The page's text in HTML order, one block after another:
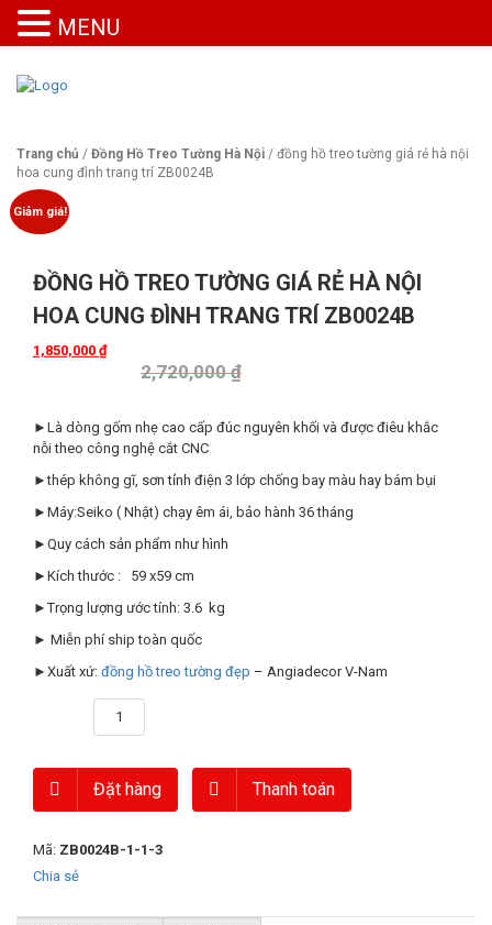
Trang chủ / Đồng Hồ Treo Tường Hà Nội / đồng hồ treo tường giá rẻ hà nội
hoa cung đình trang trí ZB0024B
Giảm giá!
ĐỒNG HỒ TREO TƯỜNG GIÁ RẺ HÀ NỘI
HOA CUNG ĐÌNH TRANG TRÍ ZB0024B
2,720,000₫
1,850,000 ₫
►Là dòng gốm nhẹ cao cấp đúc nguyên khối và được điêu khắc
nỗi theo công nghệ cắt CNC
►thép không gĩ, sơn tỉnh điện 3 lớp chống bay màu hay bám bụi
►Máy:Seiko ( Nhật) chạy êm ái, bảo hành 36 tháng
►Quy cách sản phẩm như hình
►Kích thước : 59 x59 cm
►Trọng lượng ước tính: 3.6 kg
► Miễn phí ship toàn quốc
►Xuất xứ: đồng hồ treo tường đẹp – Angiadecor V-Nam
Đặt hàng Thanh toán
Mã: ZB0024B-1-1-3
Chia sẻ
MENU